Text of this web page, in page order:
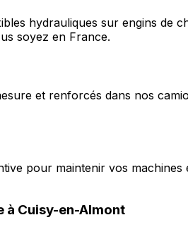
hydrauliques sur engins de
soyez en France.
et renforcés dans nos
pour maintenir vos
à Cuisy-en-Almont